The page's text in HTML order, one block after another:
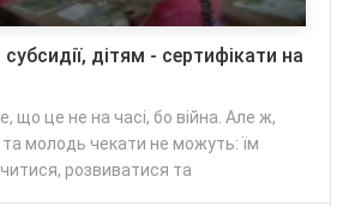
дітям - сертифікати на
що це не на часі, бо війна. Але ж,
та молодь чекати не можуть: їм
розвиватися та